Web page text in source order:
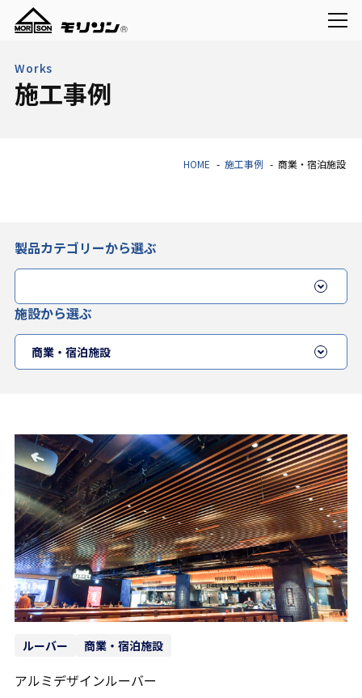
Works
施工事例
HOME 施工事例 商業・宿泊施設
製品カテゴリーから選ぶ
施設から選ぶ
ルーバー 商業・宿泊施設
アルミデザインルーバー